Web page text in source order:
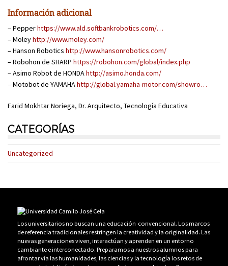
Información adicional
– Pepperhttps://www.ald.softbankrobotics.com/…
– Moleyhttp://www.moley.com/
– Hanson Robotics http://www.hansonrobotics.com/
– Robohon de SHARP https://robohon.com/global/index.php
– Asimo Robot de HONDAhttp://asimo.honda.com/
– Motobot de YAMAHAhttp://global.yamaha-motor.com/showro…
Farid Mokhtar Noriega, Dr. Arquitecto, Tecnología Educativa
CATEGORÍAS
Uncategorized
Los universitarios no buscan una educación convencional. Los marcos
de referencia tradicionales restringen la creatividad y la originalidad. Las
nuevas generaciones viven, interactúan y aprenden en un entorno
cambiante e interconectado. Preparamos a nuestros alumnos para
afrontar vía las humanidades, las ciencias y la tecnología los retos de